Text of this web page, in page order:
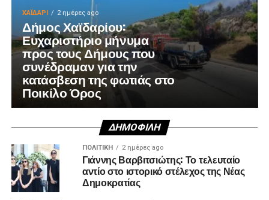
ΧΑΪΔΑΡΙ 2 ημέρες ago
Δήμος Χαϊδαρίου:
Ευχαριστήριο μήνυμα
προς τους Δήμους που
συνέδραμαν για την
κατάσβεση της φωτιάς στο
Ποικίλο Όρος
ΔΗΜΟΦΙΛΉ
ΠΟΛΙΤΙΚΉ 2 ημέρες ago
Γιάννης Βαρβιτσιώτης: Το τελευταίο
αντίο στο ιστορικό στέλεχος της Νέας
Δημοκρατίας